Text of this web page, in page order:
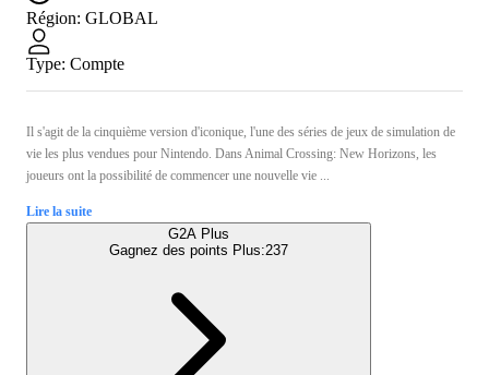
Région: GLOBAL
Type: Compte
Il s'agit de la cinquième version d'iconique, l'une des séries de jeux de simulation de
vie les plus vendues pour Nintendo. Dans Animal Crossing: New Horizons, les
joueurs ont la possibilité de commencer une nouvelle vie ...
Lire la suite
G2A Plus
Gagnez des points Plus:237